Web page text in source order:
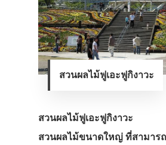
สวนผลไม้ฟูเอะฟูกิงาวะ
สวนผลไม้ฟูเอะฟูกิงาวะ
สวนผลไม้ขนาดใหญ่ ที่สามาร